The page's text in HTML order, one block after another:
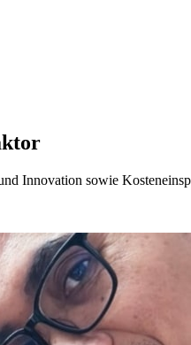
Innovation sowie